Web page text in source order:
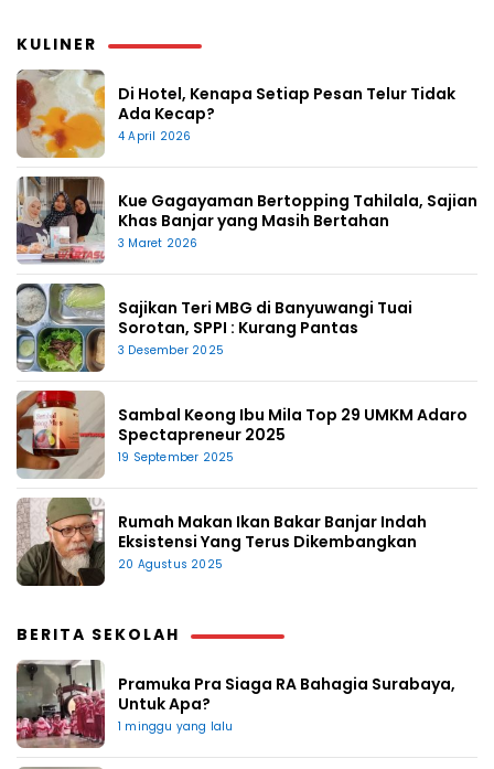
KULINER
Di Hotel, Kenapa Setiap Pesan Telur Tidak
Ada Kecap?
4 April 2026
Kue Gagayaman Bertopping Tahilala, Sajian
Khas Banjar yang Masih Bertahan
3 Maret 2026
Sajikan Teri MBG di Banyuwangi Tuai
Sorotan, SPPI : Kurang Pantas
3 Desember 2025
Sambal Keong Ibu Mila Top 29 UMKM Adaro
Spectapreneur 2025
19 September 2025
Rumah Makan Ikan Bakar Banjar Indah
Eksistensi Yang Terus Dikembangkan
20 Agustus 2025
BERITA SEKOLAH
Pramuka Pra Siaga RA Bahagia Surabaya,
Untuk Apa?
1 minggu yang lalu